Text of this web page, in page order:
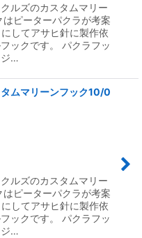
ルズのカスタムマリー
ピーターパクラが考案
してアサヒ針に製作依
ックです。 パクラフッ
ジ…
ムマリーンフック10/0
ルズのカスタムマリー
ピーターパクラが考案
してアサヒ針に製作依
ックです。 パクラフッ
ジ…